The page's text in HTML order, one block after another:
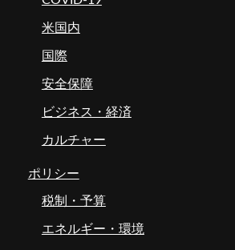
米国内
国際
安全保障
ビジネス・経済
カルチャー
ポリシー
税制・予算
エネルギー・環境